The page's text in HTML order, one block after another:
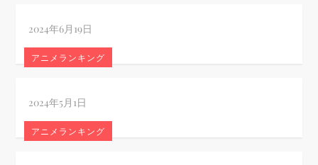
アニメランキング
アニメランキング